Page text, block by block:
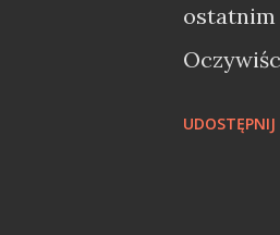
niewielk...
ostatnim
UDOSTĘPNIJ